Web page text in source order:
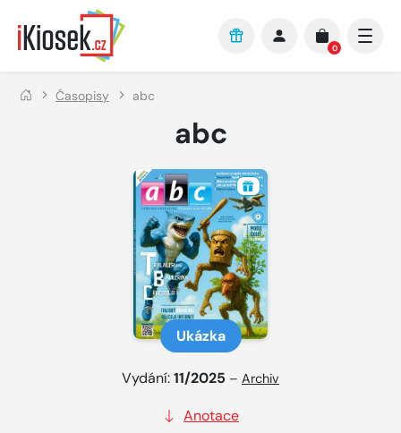
Přejít na hlavní obsah
0
Časopisy abc
abc
Ukázka
Vydání:11/2025 – Archiv
Anotace